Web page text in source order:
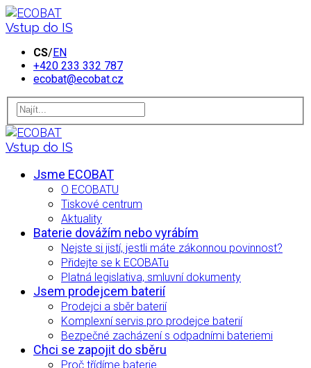
Vstup do IS
CS/EN
+420 233 332 787
ecobat@ecobat.cz
Vstup do IS
Jsme ECOBAT
O ECOBATU
Tiskové centrum
Aktuality
Baterie dovážím nebo vyrábím
Nejste si jistí, jestli máte zákonnou povinnost?
Přidejte se k ECOBATu
Platná legislativa, smluvní dokumenty
Jsem prodejcem baterií
Prodejci a sběr baterií
Komplexní servis pro prodejce baterií
Bezpečné zacházení s odpadními bateriemi
Chci se zapojit do sběru
Proč třídíme baterie